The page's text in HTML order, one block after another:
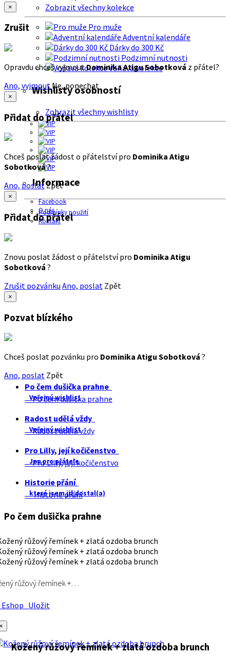
Zobrazit všechny kolekce
Pro muže
Adventní kalendáře
Dárky do 300 Kč
Podzimní nutnosti
Voňavá kolekce
Wishlisty osobností
Zobrazit všechny wishlisty
Informace
Facebook
O nás
Podmínky použití
Kontakt
×
Zrušit
Opravdu chceš vyjmoutDominika Atigu Sobotková z přátel?
Ano, vyjmout Ne, ponechat
×
Přidat do přátel
Chceš poslat žádost o přátelství pro Dominika Atigu
Sobotková?
Ano, poslatZpět
×
Přidat do přátel
Znovu poslat žádost o přátelství pro Dominika Atigu
Sobotková ?
Zrušit pozvánku Ano, poslat Zpět
×
Pozvat blízkého
Chceš poslat pozvánku pro Dominika Atigu Sobotková ?
Ano, poslat Zpět
Po čem dušička prahne
Veřejný wishlist
Po čem dušička prahne
Radost udělá vždy
Veřejný wishlist
Radost udělá vždy
Pro Lilly, její kočičenstvo
Jen pro přátele
Pro Lilly, její kočičenstvo
Historie přání
které jsem již dostal(a)
Historie přání
Po čem dušička prahne
růžový řemínek +…
Uložit
Kožený růžový řemínek + zlatá ozdoba brunch